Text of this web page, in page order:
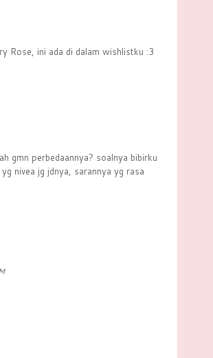
Rose, ini ada di dalam wishlistku :3
gmn perbedaannya? soalnya bibirku
nivea jg jdnya, sarannya yg rasa